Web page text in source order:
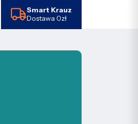
Smart Krauz
Dostawa 0zł